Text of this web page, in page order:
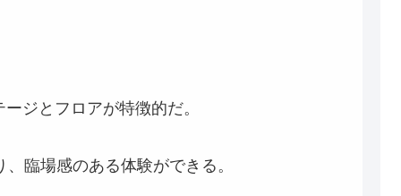
ジとフロアが特徴的だ。
臨場感のある体験ができる。